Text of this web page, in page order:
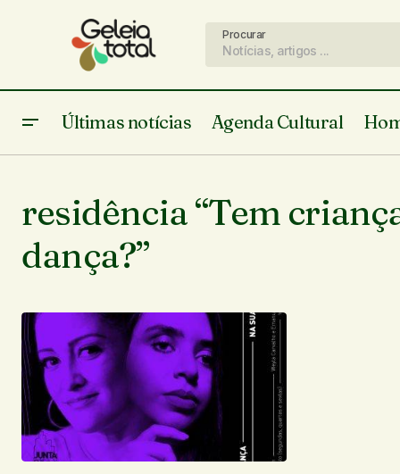
Procurar
Últimas notícias Agenda Cultural
residência “Tem
dança?”